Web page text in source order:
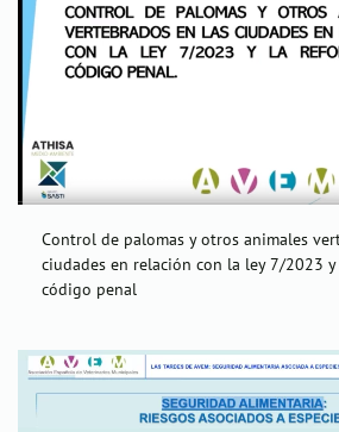
Control de palomas y otros animales
ciudades en relación con la ley 7/2023
código penal